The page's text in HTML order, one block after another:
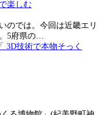
楽しむ
のでは。今回は近畿エリ
5府県の…